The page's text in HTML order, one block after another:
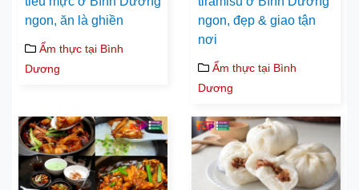
ngon, ăn là ghiền
Ẩm thực tại Bình
Dương
ngon, đẹp & giao tận
nơi
Ẩm thực tại Bình
Dương